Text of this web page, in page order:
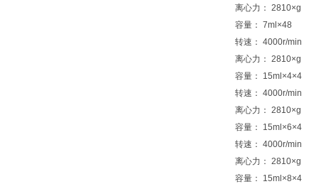
离心力： 2810×g
容量： 7ml×48
转速： 4000r/min
离心力： 2810×g
容量： 15ml×4×4
转速： 4000r/min
离心力： 2810×g
容量： 15ml×6×4
转速： 4000r/min
离心力： 2810×g
容量： 15ml×8×4